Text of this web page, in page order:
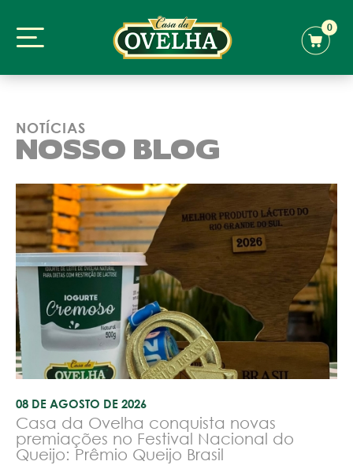
0
NOTÍCIAS
NOSSO BLOG
08 DE AGOSTO DE 2026
Casa da Ovelha conquista novas
premiações no Festival Nacional do
Queijo: Prêmio Queijo Brasil